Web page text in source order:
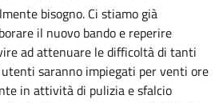
bisogno. Ci stiamo già
il nuovo bando e reperire
ad attenuare le difficoltà di tanti
saranno impiegati per venti ore
in attività di pulizia e sfalcio